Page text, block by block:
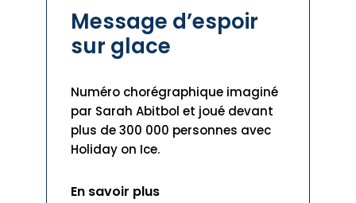
Message d’espoir
sur glace
Numéro chorégraphique imaginé
par Sarah Abitbol et joué devant
plus de 300 000 personnes avec
Holiday on Ice.
En savoir plus